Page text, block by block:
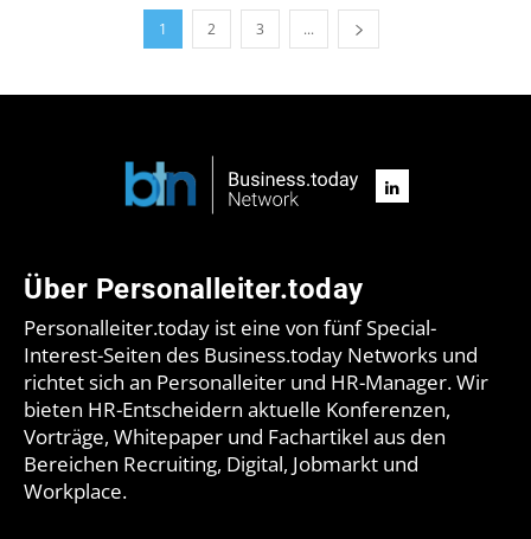
1 2 3 ...
Über Personalleiter.today
Personalleiter.today ist eine von fünf Special-
Interest-Seiten des Business.today Networks und
richtet sich an Personalleiter und HR-Manager. Wir
bieten HR-Entscheidern aktuelle Konferenzen,
Vorträge, Whitepaper und Fachartikel aus den
Bereichen Recruiting, Digital, Jobmarkt und
Workplace.